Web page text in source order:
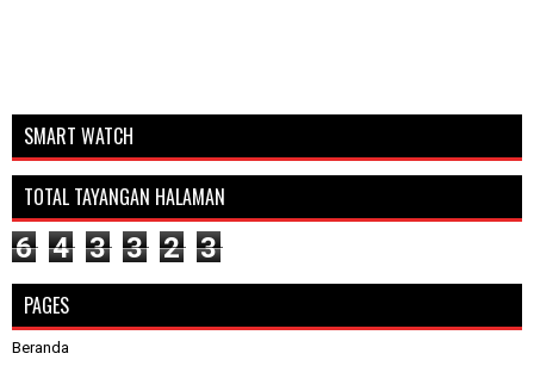
SMART WATCH
TOTAL TAYANGAN HALAMAN
6 4 3 3 2 3
PAGES
Beranda